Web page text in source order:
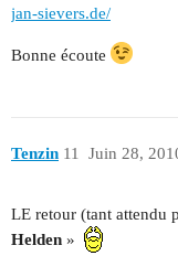
jan-sievers.de/
Bonne écoute
Tenzin Juin 28,
11
LE retour (tant attendu
Helden »